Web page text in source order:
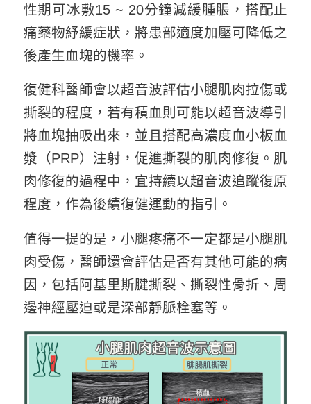
性期可冰敷15 ~ 20分鐘減緩腫脹，搭配止
痛藥物紓緩症狀，將患部適度加壓可降低之
後產生血塊的機率。
復健科醫師會以超音波評估小腿肌肉拉傷或
撕裂的程度，若有積血則可能以超音波導引
將血塊抽吸出來，並且搭配高濃度血小板血
漿（PRP）注射，促進撕裂的肌肉修復。肌
肉修復的過程中，宜持續以超音波追蹤復原
程度，作為後續復健運動的指引。
值得一提的是，小腿疼痛不一定都是小腿肌
肉受傷，醫師還會評估是否有其他可能的病
因，包括阿基里斯腱撕裂、撕裂性骨折、周
邊神經壓迫或是深部靜脈栓塞等。